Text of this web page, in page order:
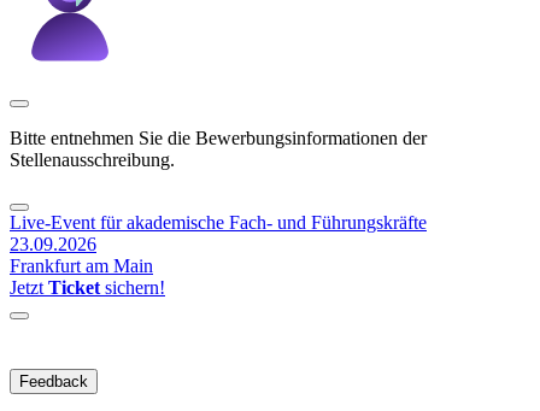
Bitte entnehmen Sie die Bewerbungsinformationen der
Stellenausschreibung.
Live-Event für akademische Fach- und Führungskräfte
23.09.2026
Frankfurt am Main
Jetzt Ticket sichern!
Feedback